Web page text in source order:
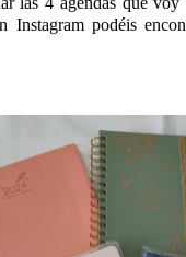
Instagram podéis